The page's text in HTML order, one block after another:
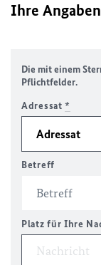
Ihre Angaben
Die mit einem
Pflichtfelder.
Adressat*
Betreff
Platz für Ihre